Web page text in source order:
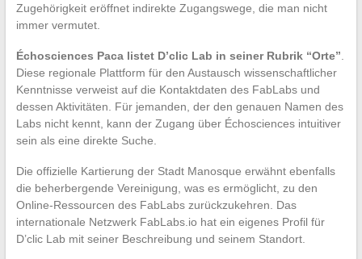
Zugehörigkeit eröffnet indirekte Zugangswege, die man nicht
immer vermutet.
Échosciences Paca listet D’clic Lab in seiner Rubrik “Orte”
Diese regionale Plattform für den Austausch wissenschaftlicher
Kenntnisse verweist auf die Kontaktdaten des FabLabs und
dessen Aktivitäten. Für jemanden, der den genauen Namen des
Labs nicht kennt, kann der Zugang über Échosciences intuitiver
sein als eine direkte Suche.
Die offizielle Kartierung der Stadt Manosque erwähnt ebenfalls
die beherbergende Vereinigung, was es ermöglicht, zu den
Online-Ressourcen des FabLabs zurückzukehren. Das
internationale Netzwerk FabLabs.io hat ein eigenes Profil für
D’clic Lab mit seiner Beschreibung und seinem Standort.